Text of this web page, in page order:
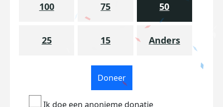
100 75 50
25 15 Anders
Doneer
Ik doe een anonieme donatie